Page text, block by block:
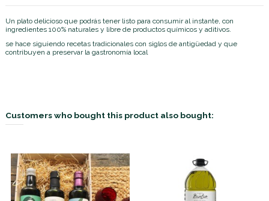
Un plato delicioso que podrás tener listo para consumir al instante, con
ingredientes 100% naturales y libre de productos químicos y aditivos.
se hace siguiendo recetas tradicionales con siglos de antigüedad y que
contribuyen a preservar la gastronomía local
Customers who bought this product also bought: